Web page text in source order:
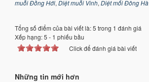
muỗi Đồng Hới, Diệt muỗi Vinh, Diệt mối Đông Hà
Tổng số điểm của bài viết là: 5 trong 1 đánh giá
Xếp hạng:5 - 1 phiếu bầu
Click để đánh giá bài viết
Những tin mới hơn